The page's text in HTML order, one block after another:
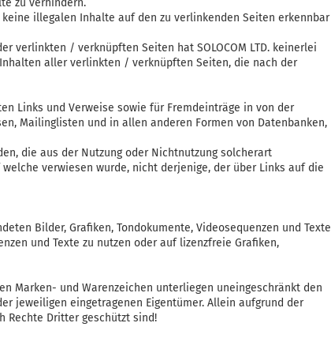
zu verhindern.
keine illegalen Inhalte auf den zu verlinkenden Seiten erkennbar
verlinkten / verknüpften Seiten hat SOLOCOM LTD. keinerlei
aller verlinkten / verknüpften Seiten, die nach der
Links und Verweise sowie für Fremdeinträge in von der
Mailinglisten und in allen anderen Formen von Datenbanken,
die aus der Nutzung oder Nichtnutzung solcherart
verwiesen wurde, nicht derjenige, der über Links auf die
Bilder, Grafiken, Tondokumente, Videosequenzen und Texte
und Texte zu nutzen oder auf lizenzfreie Grafiken,
Marken- und Warenzeichen unterliegen uneingeschränkt den
jeweiligen eingetragenen Eigentümer. Allein aufgrund der
Rechte Dritter geschützt sind!